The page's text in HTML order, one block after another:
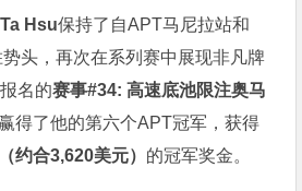
Hsu保持了自APT马尼拉站和
头，再次在系列赛中展现非凡牌
名的赛事#34: 高速底池限注奥马
得了他的第六个APT冠军，获得
约合3,620美元） 的冠军奖金。